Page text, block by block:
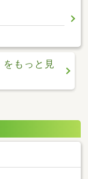
をもっと見